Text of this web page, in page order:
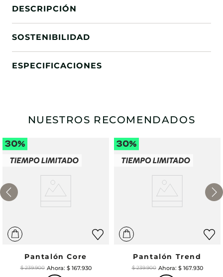
DESCRIPCIÓN
SOSTENIBILIDAD
ESPECIFICACIONES
NUESTROS RECOMENDADOS
Pantalón Core
$ 239.900 $ 167.930
Pantalón Trend
$ 239.900 $ 167.930